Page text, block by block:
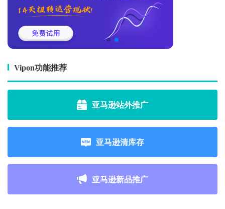
Vipon功能推荐
亚马逊站外推广
亚马逊清库存
亚马逊新品推广